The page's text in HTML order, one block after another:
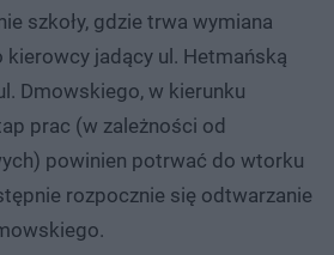
szkoły, gdzie trwa wymiana
kierowcy jadący ul. Hetmańską
Dmowskiego, w kierunku
prac (w zależności od
powinien potrwać do wtorku
rozpocznie się odtwarzanie